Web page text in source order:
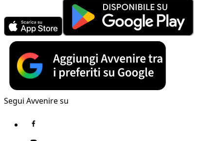
Segui Avvenire su